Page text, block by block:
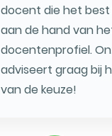
docent die het best
aan de hand van
docentenprofiel.
adviseert graag bij
van de keuze!